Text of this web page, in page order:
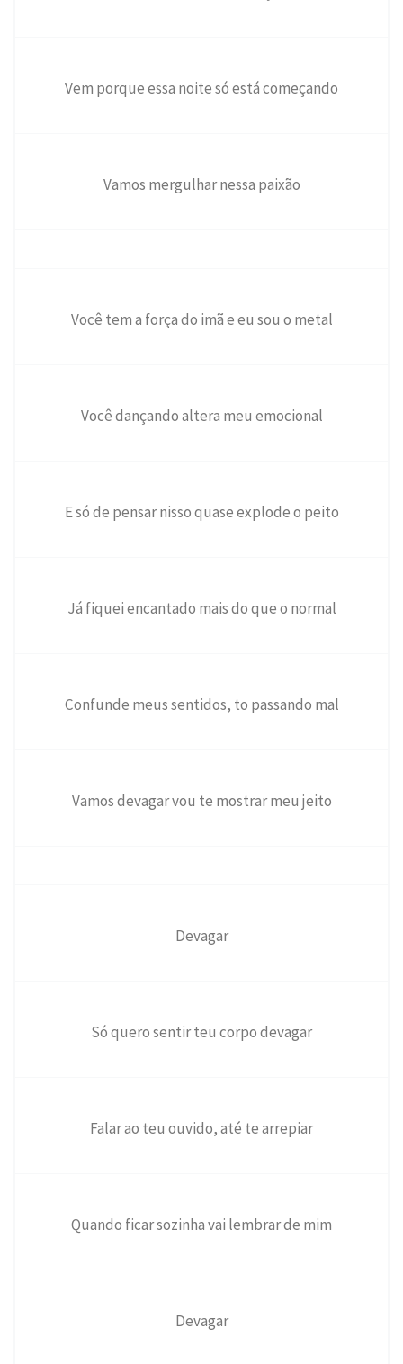
Vem porque essa noite só está começando
Vamos mergulhar nessa paixão
Você tem a força do imã e eu sou o metal
Você dançando altera meu emocional
E só de pensar nisso quase explode o peito
Já fiquei encantado mais do que o normal
Confunde meus sentidos, to passando mal
Vamos devagar vou te mostrar meu jeito
Devagar
Só quero sentir teu corpo devagar
Falar ao teu ouvido, até te arrepiar
Quando ficar sozinha vai lembrar de mim
Devagar